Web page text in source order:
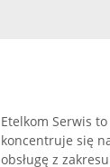
Etelkom Serwis
koncentruje się
obsługę z